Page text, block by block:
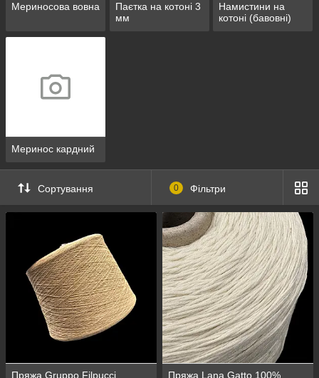
Мериносова вовна
Паєтка на котоні 3
мм
Намистини на
котоні (бавовні)
Меринос кардний
Сортування 0 Фільтри
Пряжа Gruppo Filpucci
Пряжа Lana Gatto 100%